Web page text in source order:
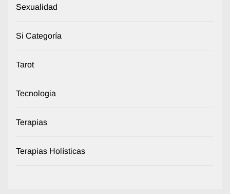
Sexualidad
Si Categoría
Tarot
Tecnologia
Terapias
Terapias Holísticas